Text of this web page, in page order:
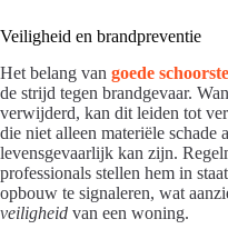
Veiligheid en brandpreventie
Het belang van goede
de strijd tegen brandgevaar.
verwijderd, kan dit leiden tot
die niet alleen materiële schade
levensgevaarlijk kan zijn.
professionals stellen hem in
opbouw te signaleren, wat
veiligheid van een woning.